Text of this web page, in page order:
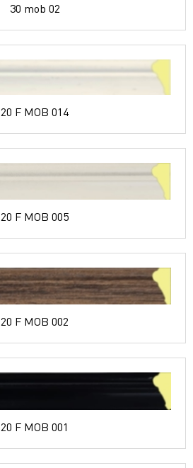
30 mob 02
20 F MOB 014
20 F MOB 005
20 F MOB 002
20 F MOB 001